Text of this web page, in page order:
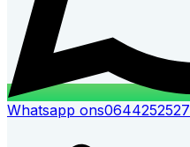
Whatsapp ons0644252527